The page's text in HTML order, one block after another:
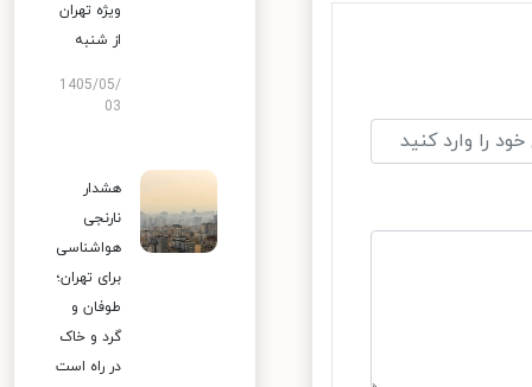
ویژه تهران
از شنبه
1405/05/
03
هشدار
نارنجی
هواشناسی
برای تهران؛
طوفان و
گرد و خاک
در راه است